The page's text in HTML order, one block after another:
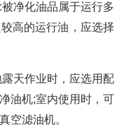
净化油品属于运行多
高的运行油，应选择
天作业时，应选用配
油机;室内使用时，可
空滤油机。